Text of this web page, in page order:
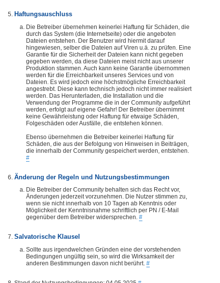
Haftungsauschluss
Die Betreiber übernehmen keinerlei Haftung für Schäden, die
durch das System (die Internetseite) oder die angeboten
Dateien entstehen. Der Benutzer wird hiermit darauf
hingewiesen, selber die Dateien auf Viren u.ä. zu prüfen. Eine
Garantie für die Sicherheit der Dateien kann nicht gegeben
gegeben werden, da diese Dateien meist nicht aus unserer
Produktion stammen. Auch kann keine Garantie übernommen
werden für die Erreichbarkeit unseres Services und von
Dateien. Es wird jedoch eine höchstmögliche Erreichbarkeit
angestrebt. Diese kann technisch jedoch nicht immer realisiert
werden. Das Herunterladen, die Installation und die
Verwendung der Programme die in der Community aufgeführt
werden, erfolgt auf eigene Gefahr! Der Betreiber übernimmt
keine Gewährleistung oder Haftung für etwaige Schäden,
Folgeschäden oder Ausfälle, die entstehen können.
Ebenso übernehmen die Betreiber keinerlei Haftung für
Schäden, die aus der Befolgung von Hinweisen in Beiträgen,
die innerhalb der Community gespeichert werden, entstehen.
#
Änderung der Regeln und Nutzungsbestimmungen
Die Betreiber der Community behalten sich das Recht vor,
Änderungen jederzeit vorzunehmen. Die Nutzer stimmen zu,
wenn sie nicht innerhalb von 10 Tagen ab Kenntnis oder
Möglichkeit der Kenntnisnahme schriftlich per PN / E-Mail
gegenüber dem Betreiber widersprechen. #
Salvatorische Klausel
Sollte aus irgendwelchen Gründen eine der vorstehenden
Bedingungen ungültig sein, so wird die Wirksamkeit der
anderen Bestimmungen davon nicht berührt. #